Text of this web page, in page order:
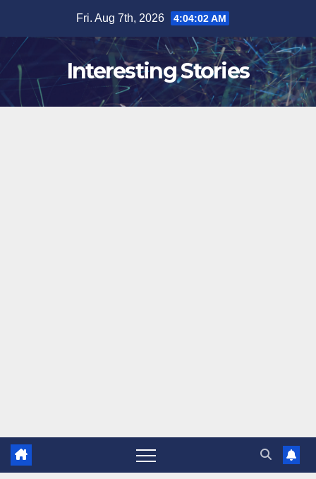
content
Fri. Aug 7th, 2026 4:04:02 AM
Interesting Stories